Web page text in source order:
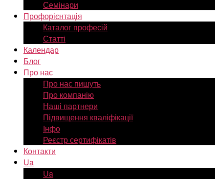
Семінари
Профорієнтація
Каталог професій
Статті
Календар
Блог
Про нас
Про нас пишуть
Про компанію
Наші партнери
Підвищення кваліфікації
Інфо
Реєстр сертифікатів
Контакти
Ua
Ua